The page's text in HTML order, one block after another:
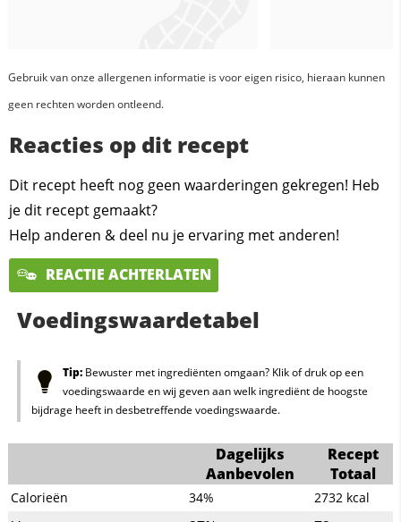
Gebruik van onze allergenen informatie is voor eigen risico, hieraan kunnen
geen rechten worden ontleend.
Reacties op dit recept
Dit recept heeft nog geen waarderingen gekregen! Heb
je dit recept gemaakt?
Help anderen & deel nu je ervaring met anderen!
REACTIE ACHTERLATEN
Voedingswaardetabel
Tip:Bewuster met ingrediënten omgaan? Klik of druk op een
voedingswaarde en wij geven aan welk ingrediënt de hoogste
bijdrage heeft in desbetreffende voedingswaarde.
Dagelijks
Aanbevolen
Recept
Totaal
Calorieën 34% 2732 kcal